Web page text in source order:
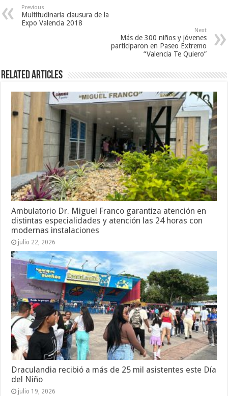
Previous
Multitudinaria clausura de la
Expo Valencia 2018
Next
Más de 300 niños y jóvenes
participaron en Paseo Extremo
“Valencia Te Quiero”
Related Articles
Ambulatorio Dr. Miguel Franco garantiza atención en
distintas especialidades y atención las 24 horas con
modernas instalaciones
julio 22, 2026
Draculandia recibió a más de 25 mil asistentes este Día
del Niño
julio 19, 2026